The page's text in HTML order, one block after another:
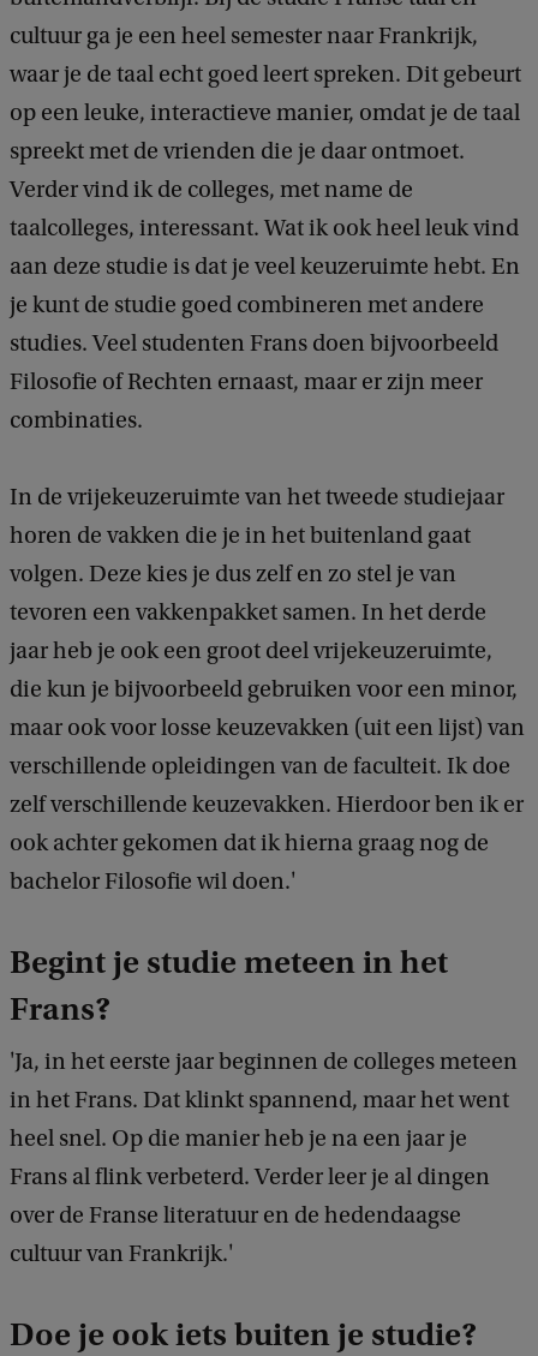
cultuur ga je een heel semester naar Frankrijk,
waar je de taal echt goed leert spreken. Dit gebeurt
op een leuke, interactieve manier, omdat je de taal
spreekt met de vrienden die je daar ontmoet.
Verder vind ik de colleges, met name de
taalcolleges, interessant. Wat ik ook heel leuk vind
aan deze studie is dat je veel keuzeruimte hebt. En
je kunt de studie goed combineren met andere
studies. Veel studenten Frans doen bijvoorbeeld
Filosofie of Rechten ernaast, maar er zijn meer
combinaties.
In de vrijekeuzeruimte van het tweede studiejaar
horen de vakken die je in het buitenland gaat
volgen. Deze kies je dus zelf en zo stel je van
tevoren een vakkenpakket samen. In het derde
jaar heb je ook een groot deel vrijekeuzeruimte,
die kun je bijvoorbeeld gebruiken voor een minor,
maar ook voor losse keuzevakken (uit een lijst) van
verschillende opleidingen van de faculteit. Ik doe
zelf verschillende keuzevakken. Hierdoor ben ik er
ook achter gekomen dat ik hierna graag nog de
bachelor Filosofie wil doen.'
Begint je studie meteen in het
Frans?
'Ja, in het eerste jaar beginnen de colleges meteen
in het Frans. Dat klinkt spannend, maar het went
heel snel. Op die manier heb je na een jaar je
Frans al flink verbeterd. Verder leer je al dingen
over de Franse literatuur en de hedendaagse
cultuur van Frankrijk.'
Doe je ook iets buiten je studie?